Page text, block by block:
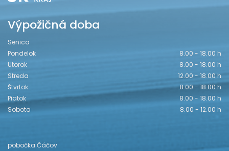
Výpožičná doba
Senica
Pondelok
8.00 - 18.00 h
Utorok
8.00 - 18.00 h
Streda
12.00 - 18.00 h
Štvrtok
8.00 - 18.00 h
Piatok
8.00 - 18.00 h
Sobota
8.00 - 12.00 h
pobočka Čáčov